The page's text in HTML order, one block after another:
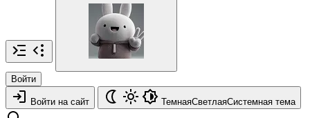
Войти
Войти на сайт ТемнаяСветлаяСистемная тема